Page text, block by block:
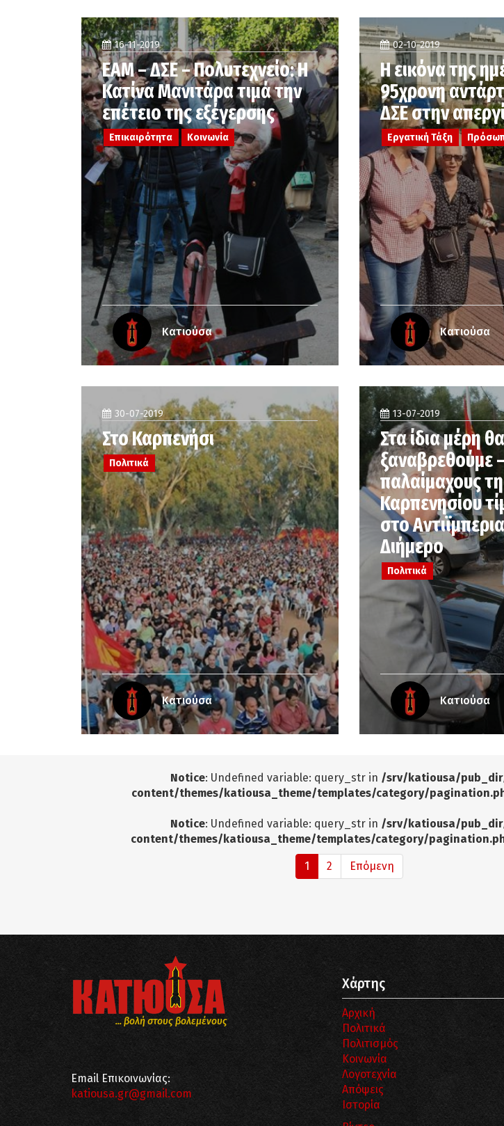
16-11-2019
ΕΑΜ – ΔΣΕ – Πολυτεχνείο: Η
Κατίνα Μανιτάρα τιμά την
επέτειο της εξέγερσης
Επικαιρότητα Κοινωνία
Κατιούσα
02-10-2019
Η εικόνα της
95χρονη
ΔΣΕ στην
Εργατική Τάξη
Κατιούσα
30-07-2019
Στο Καρπενήσι
Πολιτικά
Κατιούσα
13-07-2019
Στα ίδια μέρη θα
ξαναβρεθούμε
παλαίμαχους
Καρπενησίου
στο
Διήμερο
Πολιτικά
Κατιούσα
Notice: Undefined variable: query_str in /srv/katiousa/
content/themes/katiousa_theme/templates/category/
Notice: Undefined variable: query_str in /srv/katiousa/
content/themes/katiousa_theme/templates/category/
1 2 Επόμενη
... βολή στους βολεμένους
Email Επικοινωνίας:
katiousa.gr@gmail.com
Χάρτης
Αρχική
Πολιτικά
Πολιτισμός
Κοινωνία
Λογοτεχνία
Απόψεις
Ιστορία